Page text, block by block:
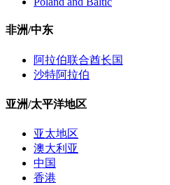
非洲/中东
阿拉伯联合酋长国
沙特阿拉伯
亚洲/太平洋地区
亚太地区
澳大利亚
中国
香港